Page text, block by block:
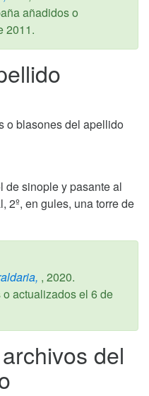
añadidos o
2011.
o blasones del apellido
de sinople y pasante al
2º, en gules, una torre de
, 2020.
actualizados el 6 de
del